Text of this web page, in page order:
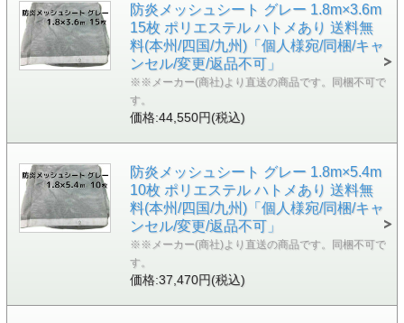
防炎メッシュシート グレー 1.8m×3.6m
15枚 ポリエステル ハトメあり 送料無
料(本州/四国/九州)「個人様宛/同梱/キャ
ンセル/変更/返品不可」
※※メーカー(商社)より直送の商品です。同梱不可で
す。
価格:44,550円(税込)
防炎メッシュシート グレー 1.8m×5.4m
10枚 ポリエステル ハトメあり 送料無
料(本州/四国/九州)「個人様宛/同梱/キャ
ンセル/変更/返品不可」
※※メーカー(商社)より直送の商品です。同梱不可で
す。
価格:37,470円(税込)